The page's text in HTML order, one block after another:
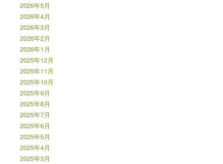
2026年5月
2026年4月
2026年3月
2026年2月
2026年1月
2025年12月
2025年11月
2025年10月
2025年9月
2025年8月
2025年7月
2025年6月
2025年5月
2025年4月
2025年3月